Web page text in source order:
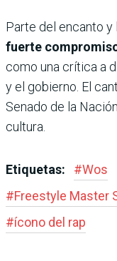
Parte del encanto y
fuerte
como una crítica a
y el gobierno. El
Senado de la
cultura.
Etiquetas: #Wos
#Freestyle Master
#ícono del rap